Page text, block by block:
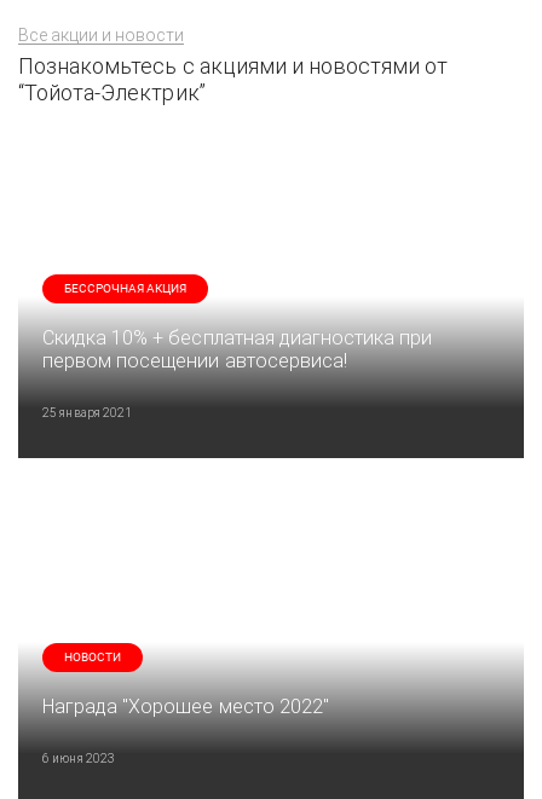
Все акции и новости
Познакомьтесь с акциями и новостями от
“Тойота-Электрик”
БЕССРОЧНАЯ АКЦИЯ
Скидка 10% + бесплатная диагностика при
первом посещении автосервиса!
25 января 2021
НОВОСТИ
Награда "Хорошее место 2022"
6 июня 2023